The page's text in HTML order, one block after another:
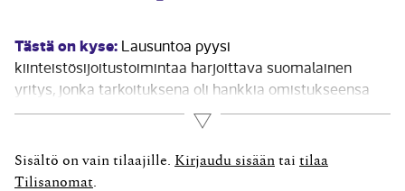
Tästä on kyse: Lausuntoa pyysi
kiinteistösijoitustoimintaa harjoittava suomalainen
yritys, jonka tarkoituksena oli hankkia omistukseensa
erilaisia osuuksia kiinteistöyhtiöistä ja mahdollisesti
myös ns. suoria kiinteistöomistuksia. Hakija ei
soveltanut kansainvälisiä tilinpäätösstandardeja
tilinpäätöksen laatimisessa. Hakija esitti
Lue lisää
Sisältö on vain tilaajille. Kirjaudu sisään tai tilaa
Tilisanomat